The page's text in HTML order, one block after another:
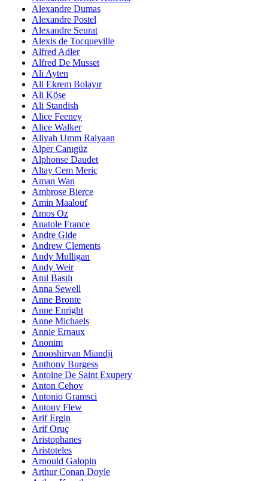
Alexandre Dumas
Alexandre Postel
Alexandre Seurat
Alexis de Tocqueville
Alfred Adler
Alfred De Musset
Ali Ayten
Ali Ekrem Bolayır
Ali Köse
Ali Standish
Alice Feeney
Alice Walker
Aliyah Umm Raiyaan
Alper Canıgüz
Alphonse Daudet
Altay Cem Meriç
Aman Wan
Ambrose Bierce
Amin Maalouf
Amos Oz
Anatole France
Andre Gide
Andrew Clements
Andy Mulligan
Andy Weir
Anıl Basılı
Anna Sewell
Anne Bronte
Anne Enright
Anne Michaels
Annie Ernaux
Anonim
Anooshirvan Miandji
Anthony Burgess
Antoine De Saint Exupery
Anton Cehov
Antonio Gramsci
Antony Flew
Arif Ergin
Arif Oruç
Aristophanes
Aristoteles
Arnould Galopin
Arthur Conan Doyle